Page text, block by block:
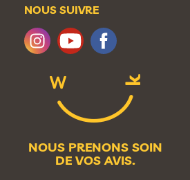
NOUS SUIVRE
NOUS PRENONS SOIN
DE VOS AVIS.